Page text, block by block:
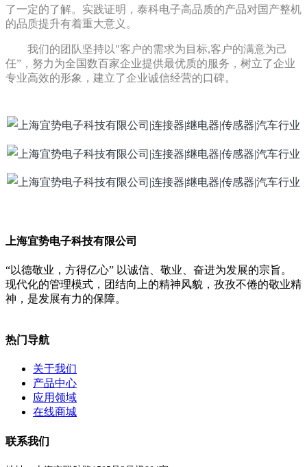
了一定的了解。 实践证明，泰科电子高品质的产品对国产整机
的品质提升有着重大意义。
我们的团队坚持以"客户的需求为目标,客户的满意为己
任”，努力为全国数百家企业提供最优质的服务，树立了企业
专业高效的形象，建立了企业诚信经营的口碑。
上海宜势电子科技有限公司
“以德敬业，方得亿心” 以诚信、敬业、奋进为发展的宗旨。
现代化的管理模式，团结向上的精神风貌，孜孜不倦的敬业精
神，是发展有力的保障。
热门导航
关于我们
产品中心
应用领域
在线商城
联系我们